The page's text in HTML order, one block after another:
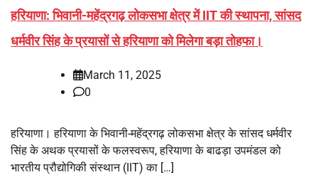
हरियाणा: भिवानी-महेंद्रगढ़ लोकसभा क्षेत्र में IIT की स्थापना, सांसद
धर्मवीर सिंह के प्रयासों से हरियाणा को मिलेगा बड़ा तोहफा।
March 11, 2025
0
हरियाणा। हरियाणा के भिवानी-महेंद्रगढ़ लोकसभा क्षेत्र के सांसद धर्मवीर
सिंह के अथक प्रयासों के फलस्वरूप, हरियाणा के बाढड़ा उपमंडल को
भारतीय प्रौद्योगिकी संस्थान (IIT) का […]